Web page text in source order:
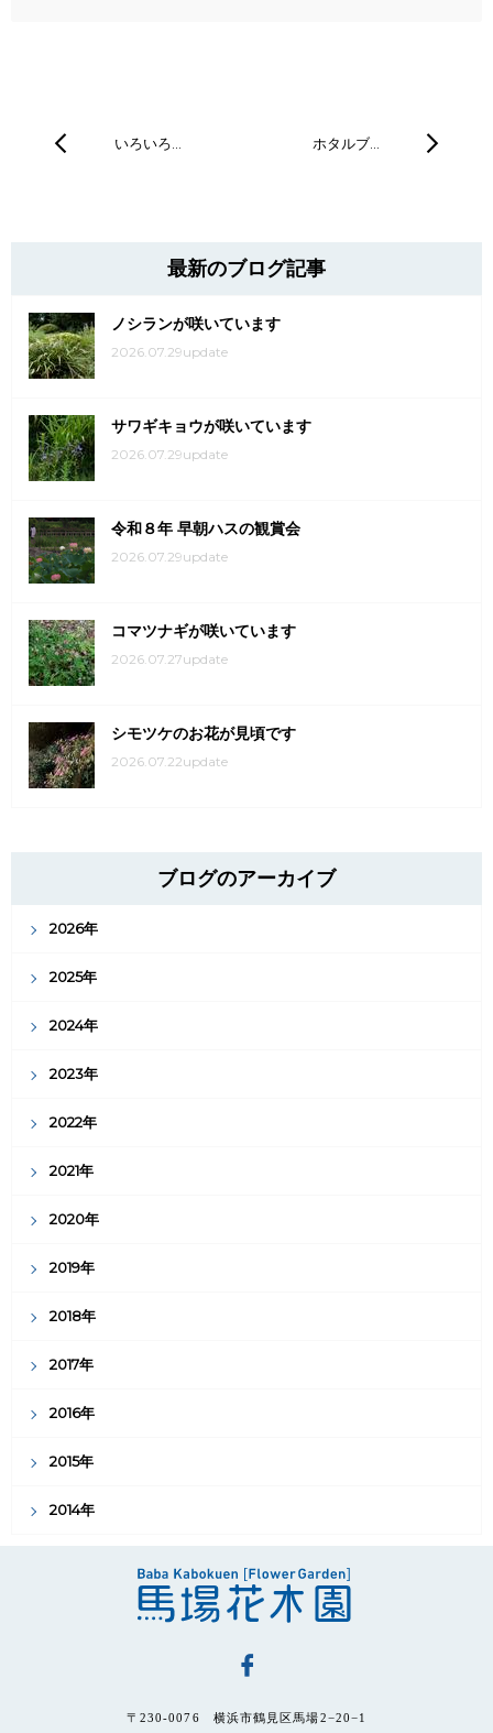
いろいろ… ホタルブ…
最新のブログ記事
ノシランが咲いています
2026.07.29update
サワギキョウが咲いています
2026.07.29update
令和８年 早朝ハスの観賞会
2026.07.29update
コマツナギが咲いています
2026.07.27update
シモツケのお花が見頃です
2026.07.22update
ブログのアーカイブ
2026年
2025年
2024年
2023年
2022年
2021年
2020年
2019年
2018年
2017年
2016年
2015年
2014年
〒230-0076 横浜市鶴見区馬場2−20−1